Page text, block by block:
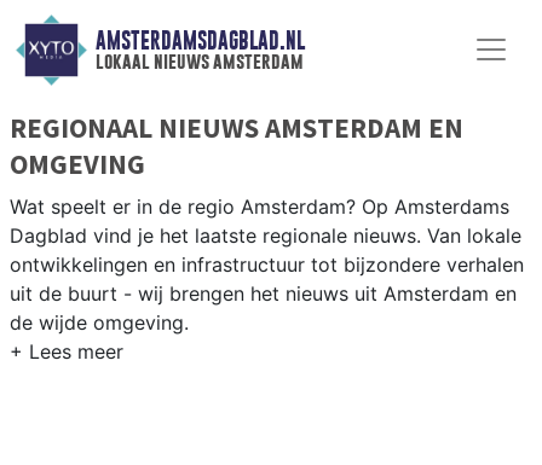
AMSTERDAMSDAGBLAD.NL
lokaal nieuws amsterdam
REGIONAAL NIEUWS AMSTERDAM EN
OMGEVING
Wat speelt er in de regio Amsterdam? Op Amsterdams
Dagblad vind je het laatste regionale nieuws. Van lokale
ontwikkelingen en infrastructuur tot bijzondere verhalen
uit de buurt - wij brengen het nieuws uit Amsterdam en
de wijde omgeving.